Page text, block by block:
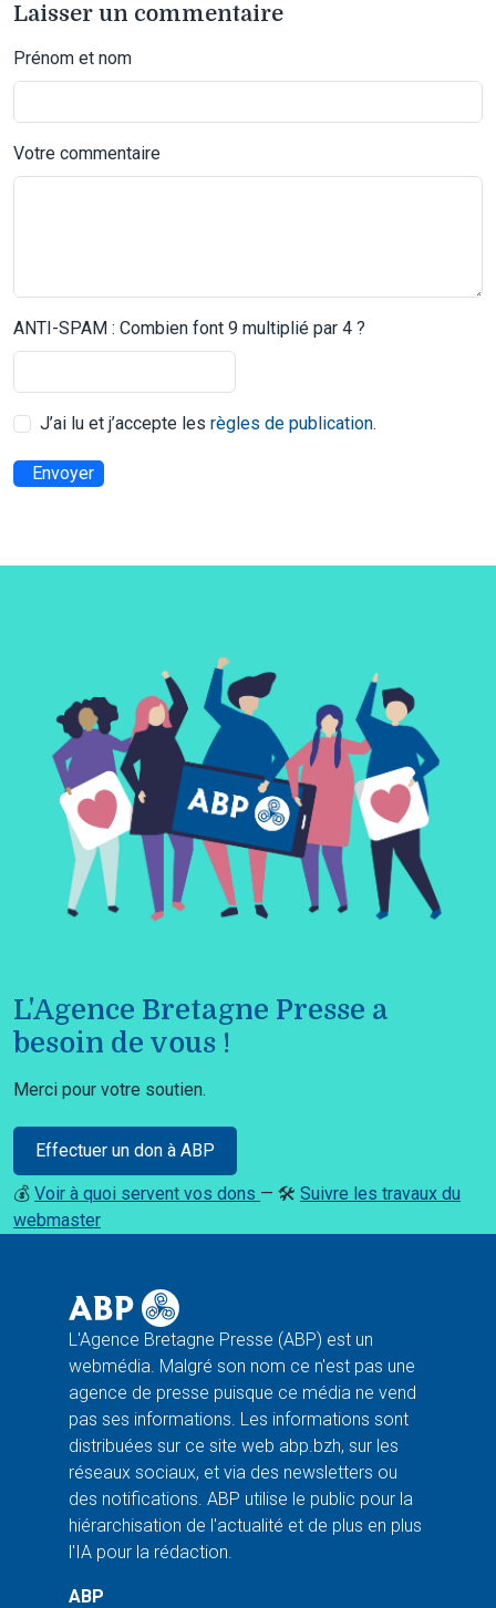
Laisser un commentaire
Prénom et nom
Votre commentaire
ANTI-SPAM : Combien font 9 multiplié par 4 ?
J’ai lu et j’accepte les règles de publication.
Envoyer
L'Agence Bretagne Presse a
besoin de vous !
Merci pour votre soutien.
Effectuer un don à ABP
💰 Voir à quoi servent vos dons — 🛠️ Suivre les travaux du
webmaster
L'Agence Bretagne Presse (ABP) est un
webmédia. Malgré son nom ce n'est pas une
agence de presse puisque ce média ne vend
pas ses informations. Les informations sont
distribuées sur ce site web abp.bzh, sur les
réseaux sociaux, et via des newsletters ou
des notifications. ABP utilise le public pour la
hiérarchisation de l'actualité et de plus en plus
l'IA pour la rédaction.
ABP